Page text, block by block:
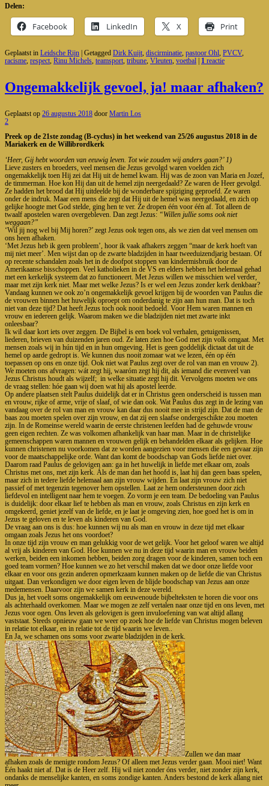
Delen:
Facebook LinkedIn X Print
Geplaatst in Leidsche Rijn Getagged Dirk Kuijt, discirminatie, pastoor Ohl, PVCV,
racisme, respect, Rinu Michels, teamsport, tribune, Vleuten, voetbal 1 reactie
Ongemakkelijk gevoel, ja! maar afhaken?
Geplaatst op 26 augustus 2018 door Martin Los
2
Preek op de 21ste zondag (B-cyclus) in het weekend van 25/26 augustus 2018 in de
Mariakerk en de Willibrordkerk
‘Heer, Gij hebt woorden van eeuwig leven. Tot wie zouden wij anders gaan?’ 1)
Lieve zusters en broeders, veel mensen die Jezus gevolgd waren voelden zich
ongemakkelijk toen Hij zei dat Hij uit de hemel kwam. Hij was de zoon van Maria en Jozef,
de timmerman. Hoe kon Hij dan uit de hemel zijn neergedaald? Ze waren de Heer gevolgd.
Ze hadden het brood dat Hij uitdeelde bij de wonderbare spijziging geproefd. Ze waren
onder de indruk. Maar een mens die zegt dat Hij uit de hemel was neergedaald, en zich op
gelijke hoogte met God stelde, ging hen te ver. Ze dropen één voor één af. Tot alleen de
twaalf apostelen waren overgebleven. Dan zegt Jezus: “Willen jullie soms ook niet
weggaan?”
‘Wil jij nog wel bij Mij horen?’ zegt Jezus ook tegen ons, als we zien dat veel mensen om
ons heen afhaken.
‘Met Jezus heb ik geen probleem’, hoor ik vaak afhakers zeggen “maar de kerk hoeft van
mij niet meer’. Men wijst dan op de zwarte bladzijden in haar tweeduizendjarig bestaan. Of
op recente schandalen zoals het in de doofpot stoppen van kindermisbruik door de
Amerikaanse bisschoppen. Veel katholieken in de VS en elders hebben het helemaal gehad
met een kerkelijk systeem dat zo functioneert. Met Jezus willen we misschien wel verder,
maar met zijn kerk niet. Maar met welke Jezus? Is er wel een Jezus zonder kerk denkbaar?
Vandaag kunnen we ook zo’n ongemakkelijk gevoel krijgen bij de woorden van Paulus die
de vrouwen binnen het huwelijk oproept om onderdanig te zijn aan hun man. Dat is toch
niet van deze tijd? Dat heeft Jezus toch ook nooit bedoeld. Voor Hem waren mannen en
vrouw en iedereen gelijk. Waarom maken we die bladzijden niet met zwarte inkt
onleesbaar?
Ik wil daar kort iets over zeggen. De Bijbel is een boek vol verhalen, getuigenissen,
liederen, brieven van duizenden jaren oud. Ze laten zien hoe God met zijn volk omgaat. Met
mensen zoals wij in hún tijd en in hun omgeving. Het is geen goddelijk dictaat dat uit de
hemel op aarde gedropt is. We kunnen dus nooit zomaar wat we lezen, één op één
toepassen op ons en onze tijd. Ook niet wat Paulus zegt over de rol van man en vrouw 2).
We moeten ons afvragen: wát zegt hij, waaróm zegt hij dit, als iemand die evenveel van
Jezus Christus houdt als wijzelf; in welke situatie zegt hij dit. Vervolgens moeten we ons
de vraag stellen: hóe gaan wij doen wat hij als apostel leerde.
Op andere plaatsen stelt Paulus duidelijk dat er in Christus geen onderscheid is tussen man
en vrouw, rijke of arme, vrije of slaaf, of wie dan ook. Wat Paulus dus zegt in de lezing van
vandaag over de rol van man en vrouw kan daar dus nooit mee in strijd zijn. Dat de man de
baas zou moeten spelen over zijn vrouw, en dat zij een slaafse ondergeschikte zou moeten
zijn. In de Romeinse wereld waarin de eerste christenen leefden had de gehuwde vrouw
geen eigen rechten. Ze was volkomen afhankelijk van haar man. Maar in de christelijke
gemeenschappen waren mannen en vrouwen gelijk en behandelden elkaar als gelijken. Hoe
kunnen christenen nu voorkomen dat ze worden aangezien voor mensen die een gevaar zijn
voor de maatschappelijke orde. Want dan komt de boodschap van Gods liefde niet over.
Daarom raad Paulus de gelovigen aan: ga in het huwelijk in liefde met elkaar om, zoals
Christus met ons, met zijn kerk. Áls de man dan het hoofd is, laat hij dan geen baas spelen,
maar zich in tedere liefde helemaal aan zijn vrouw wijden. En laat zijn vrouw zich niet
passief of met tegenzin tegenover hem opstellen. Laat ze hem ondersteunen door zich
liefdevol en intelligent naar hem te voegen. Zo vorm je een team. De bedoeling van Paulus
is duidelijk: door elkaar lief te hebben als man en vrouw, zoals Christus en zijn kerk en
omgekeerd, geniet jezelf van de liefde, en je laat je omgeving zien, hoe goed het is om in
Jezus te geloven en te leven als kinderen van God.
De vraag aan ons is dus: hoe kunnen wij nu als man en vrouw in deze tijd met elkaar
omgaan zoals Jezus het ons voordoet?
In onze tijd zijn vrouw en man gelukkig voor de wet gelijk. Voor het geloof waren we altijd
al vrij als kinderen van God. Hoe kunnen we nu in deze tijd waarin man en vrouw beiden
werken, beiden een inkomen hebben, beiden zorg dragen voor de kinderen, samen toch een
goed team vormen? Hoe kunnen we zo het verschil maken dat we door onze liefde voor
elkaar en voor ons gezin anderen opmerkzaam kunnen maken op de liefde die van Christus
uitgaat. Dan verkondigen we door eigen leven de blijde boodschap van Jezus aan onze
medemensen. Daarvoor zijn we samen kerk in deze wereld.
Dus ja, het voelt soms ongemakkelijk om eeuwenoude bijbelteksten te horen die voor ons
als achterhaald overkomen. Maar we mogen ze zelf vertalen naar onze tijd en ons leven, met
Jezus voor ogen. Ons leven als gelovigen is geen invuloefening van wat altijd allang
vaststaat. Steeds opnieuw gaan we weer op zoek hoe de liefde van Christus mogen beleven
in relatie tot elkaar, en in relatie tot de tijd waarin we leven..
En Ja, we schamen ons soms voor zwarte bladzijden in de kerk.
Zullen we dan maar
afhaken zoals de menigte rondom Jezus? Of alleen met Jezus verder gaan. Mooi niet! Want
Één haakt niet af. Dat is de Heer zelf. Hij wil niet zonder óns verder, niet zonder zijn kerk,
ondanks de menselijke kanten, en soms zondige kanten. Anders bestond de kerk allang niet